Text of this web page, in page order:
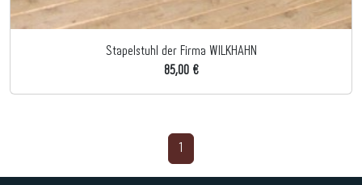
Stapelstuhl der Firma WILKHAHN
85,00 €